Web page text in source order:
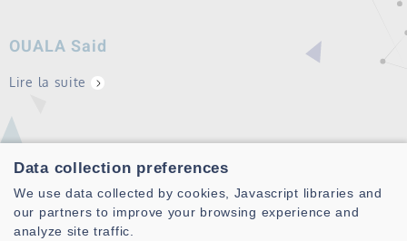
OUALA Said
Lire la suite
Data collection preferences
We use data collected by cookies, Javascript libraries and
our partners to improve your browsing experience and
analyze site traffic.